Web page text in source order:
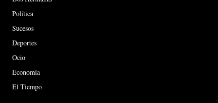
Política
Sucesos
Deportes
Ocio
Economía
El Tiempo